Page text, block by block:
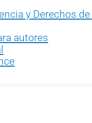
y Derechos
autores